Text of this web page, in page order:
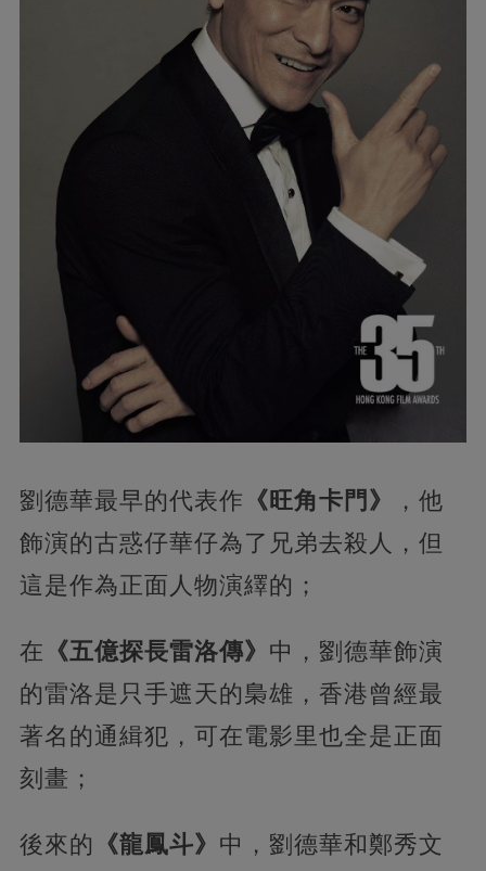
劉德華最早的代表作 《旺角卡門》
，他
飾演的古惑仔華仔為了兄弟去殺人，但
這是作為正面人物演繹的；
在 《五億探長雷洛傳》 中，劉德華飾演
的雷洛是只手遮天的梟雄，香港曾經最
著名的通緝犯，可在電影里也全是正面
刻畫；
後來的 《龍鳳斗》 中，劉德華和鄭秀文